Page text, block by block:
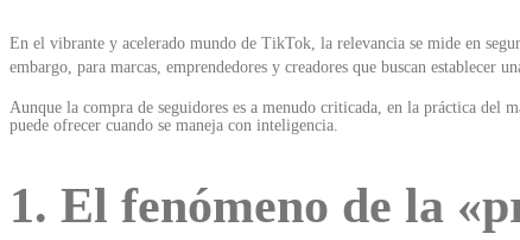
En el vibrante y acelerado mundo de TikTok, la relevancia se mide en
embargo, para marcas, emprendedores y creadores que buscan establecer
Aunque la compra de seguidores es a menudo criticada, en la práctica del
puede ofrecer cuando se maneja con inteligencia.
1. El fenómeno de la